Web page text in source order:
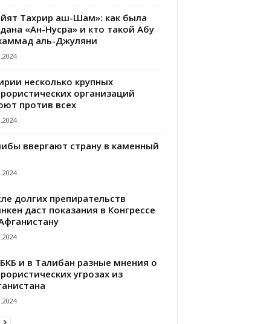
Тахрир аш-Шам»: как была
«Ан-Нусра» и кто такой Абу
аль-Джуляни
несколько крупных
организаций
против всех
ввергают страну в каменный
долгих препирательств
даст показания в Конгрессе
и в Талибан разные мнения о
угрозах из